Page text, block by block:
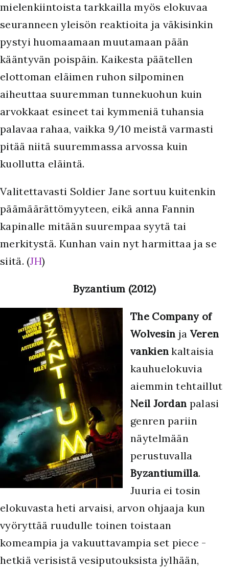
mielenkiintoista tarkkailla myös elokuvaa
seuranneen yleisön reaktioita ja väkisinkin
pystyi huomaamaan muutamaan pään
kääntyvän poispäin. Kaikesta päätellen
elottoman eläimen ruhon silpominen
aiheuttaa suuremman tunnekuohun kuin
arvokkaat esineet tai kymmeniä tuhansia
palavaa rahaa, vaikka 9/10 meistä varmasti
pitää niitä suuremmassa arvossa kuin
kuollutta eläintä.
Valitettavasti Soldier Jane sortuu kuitenkin
päämäärättömyyteen, eikä anna Fannin
kapinalle mitään suurempaa syytä tai
merkitystä. Kunhan vain nyt harmittaa ja se
siitä. (JH)
Byzantium (2012)
The Company of
Wolvesin ja Veren
vankien kaltaisia
kauhuelokuvia
aiemmin tehtaillut
Neil Jordan palasi
genren pariin
näytelmään
perustuvalla
Byzantiumilla.
Juuria ei tosin
elokuvasta heti arvaisi, arvon ohjaaja kun
vyöryttää ruudulle toinen toistaan
komeampia ja vakuuttavampia set piece -
hetkiä verisistä vesiputouksista jylhään,